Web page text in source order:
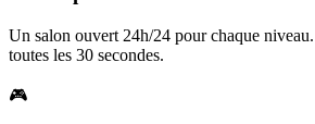
Un salon ouvert 24h/24 pour chaque
toutes les 30 secondes.
🎮